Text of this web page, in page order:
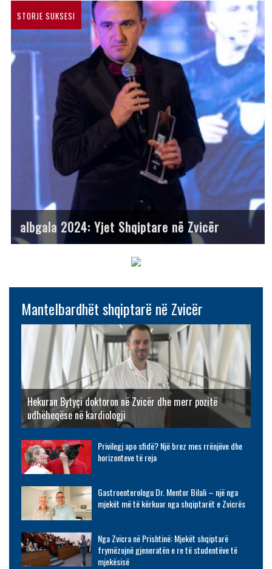
STORJE SUKSESI
albgala 2024: Yjet Shqiptare në Zvicër
Mantelbardhët shqiptarë në Zvicër
Hekuran Bytyçi doktoron në Zvicër dhe merr pozitë
udhëheqëse në kardiologji
Privilegj apo sfidë? Një brez mes rrënjëve dhe
horizonteve të reja
Gastroenterologu Dr. Mentor Bilali – një nga
mjekët më të kërkuar nga shqiptarët e Zvicrës
Nga Zvicra në Prishtinë: Mjekët shqiptarë
frymëzojnë gjeneratën e re të studentëve të
mjekësisë